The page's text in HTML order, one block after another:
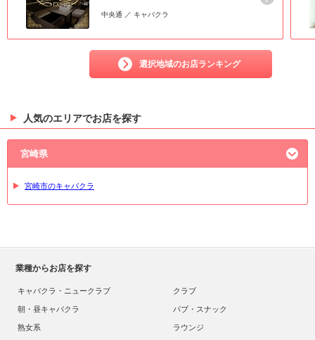
中央通 ／ キャバクラ
選択地域のお店ランキング
人気のエリアでお店を探す
宮崎県
宮崎市のキャバクラ
業種からお店を探す
キャバクラ・ニュークラブ
クラブ
朝・昼キャバクラ
パブ・スナック
熟女系
ラウンジ